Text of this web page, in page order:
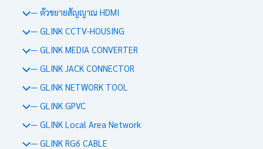
— ตัวขยายสัญญาณ HDMI
— GLINK CCTV-HOUSING
— GLINK MEDIA CONVERTER
— GLINK JACK CONNECTOR
— GLINK NETWORK TOOL
— GLINK GPVC
— GLINK Local Area Network
— GLINK RG6 CABLE